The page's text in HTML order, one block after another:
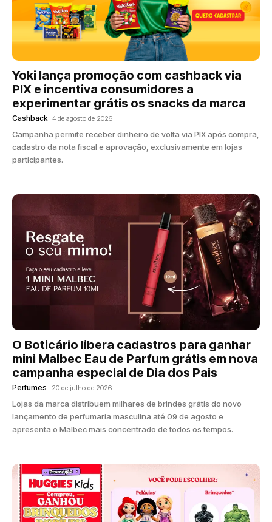
Yoki lança promoção com cashback via
PIX e incentiva consumidores a
experimentar grátis os snacks da marca
Cashback 4 de agosto de 2026
Campanha permite receber dinheiro de volta via PIX após compra,
cadastro da nota fiscal e aprovação, exclusivamente em lojas
participantes.
O Boticário libera cadastros para ganhar
mini Malbec Eau de Parfum grátis em nova
campanha especial de Dia dos Pais
Perfumes 20 de julho de 2026
Lojas da marca distribuem milhares de brindes grátis do novo
lançamento de perfumaria masculina até 09 de agosto e
apresenta o Malbec mais concentrado de todos os tempos.